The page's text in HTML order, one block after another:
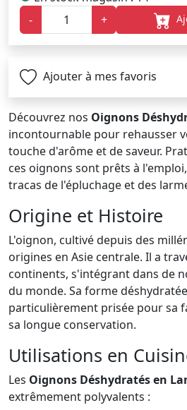
-
+
Ajouter à mes favoris
Découvrez nos Oignons
incontournable pour rehausser
touche d'arôme et de saveur.
ces oignons sont prêts à
tracas de l'épluchage et des
Origine et Histoire
L'oignon, cultivé depuis des
origines en Asie centrale. Il a
continents, s'intégrant dans de
du monde. Sa forme
particulièrement prisée pour sa
sa longue conservation.
Utilisations en
Les Oignons Déshydratés en
extrêmement polyvalents :